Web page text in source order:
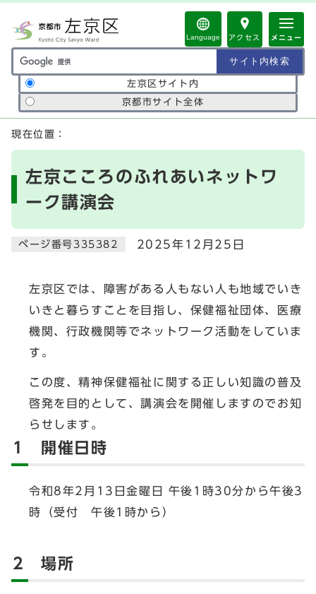
Language アクセス メニュー
サイト内検索の範囲
左京区サイト内
京都市サイト全体
ここから本文です
現在位置：
左京こころのふれあいネットワ
ーク講演会
ページ番号335382 2025年12月25日
左京区では、障害がある人もない人も地域でいき
いきと暮らすことを目指し、保健福祉団体、医療
機関、行政機関等でネットワーク活動をしていま
す。
この度、精神保健福祉に関する正しい知識の普及
啓発を目的として、講演会を開催しますのでお知
らせします。
1 開催日時
令和8年2月13日金曜日 午後1時30分から午後3
時（受付 午後1時から）
2 場所